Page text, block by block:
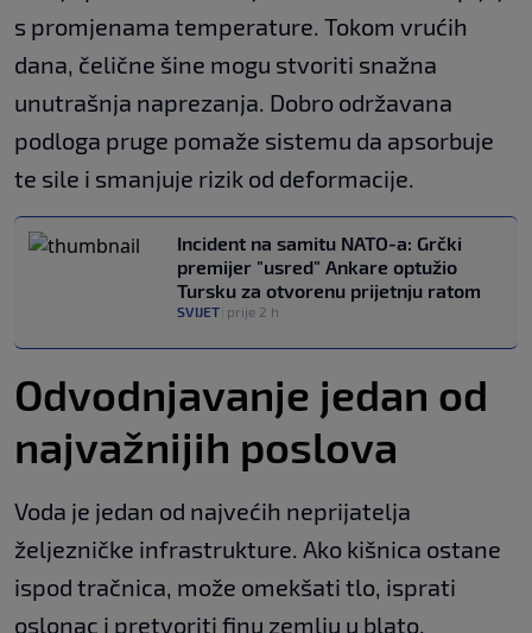
s promjenama temperature. Tokom vrućih
dana, čelične šine mogu stvoriti snažna
unutrašnja naprezanja. Dobro održavana
podloga pruge pomaže sistemu da apsorbuje
te sile i smanjuje rizik od deformacije.
Incident na samitu NATO-a: Grčki
premijer "usred" Ankare optužio
Tursku za otvorenu prijetnju ratom
SVIJET prije 2 h
Odvodnjavanje jedan od
najvažnijih poslova
Voda je jedan od najvećih neprijatelja
željezničke infrastrukture. Ako kišnica ostane
ispod tračnica, može omekšati tlo, isprati
oslonac i pretvoriti finu zemlju u blato.